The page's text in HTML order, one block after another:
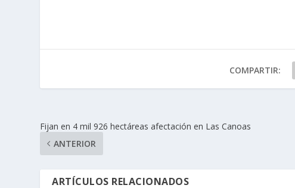
COMPARTIR:
Fijan en 4 mil 926 hectáreas afectación en Las Canoas
ANTERIOR
ARTÍCULOS RELACIONADOS